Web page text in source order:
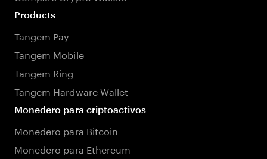
Products
Tangem Pay
Tangem Mobile
Tangem Ring
Tangem Hardware Wallet
Monedero para criptoactivos
Monedero para Bitcoin
Monedero para Ethereum